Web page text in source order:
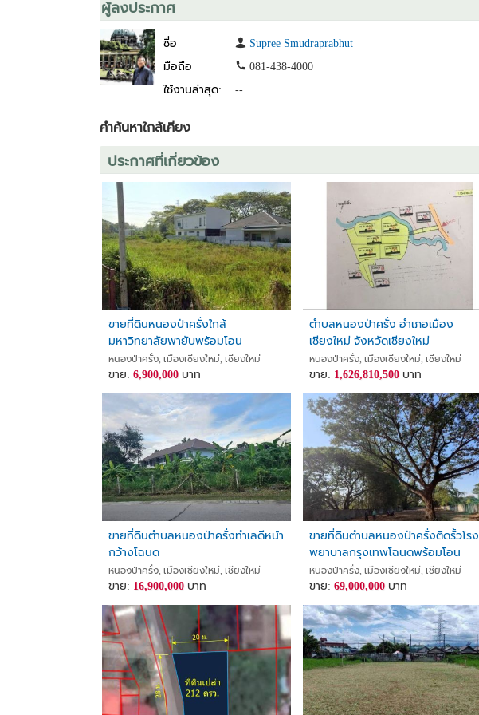
ผู้ลงประกาศ
ชื่อ
Supree Smudraprabhut
มือถือ
081-438-4000
ใช้งานล่าสุด:
--
คำค้นหาใกล้เคียง
ประกาศที่เกี่ยวข้อง
ขายที่ดินหนองป่าครั่งใกล้
มหาวิทยาลัยพายับพร้อมโอน
หนองป่าครั่ง, เมืองเชียงใหม่, เชียงใหม่
ขาย: 6,900,000บาท
ตำบลหนองป่าครั่ง อำเภอเมือง
เชียงใหม่ จังหวัดเชียงใหม่
หนองป่าครั่ง, เมืองเชียงใหม่, เชียงใหม่
ขาย: 1,626,810,500 บาท
ขายที่ดินตำบลหนองป่าครั่งทำเลดีหน้า
กว้างโฉนด
หนองป่าครั่ง, เมืองเชียงใหม่, เชียงใหม่
ขาย: 16,900,000บาท
ขายที่ดินตำบลหนองป่าครั่งติดรั้วโรง
พยาบาลกรุงเทพโฉนดพร้อมโอน
หนองป่าครั่ง, เมืองเชียงใหม่, เชียงใหม่
ขาย:69,000,000 บาท